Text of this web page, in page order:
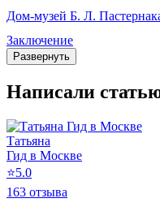
Дом‑музей Б. Л.
Заключение
Развернуть
Написали
Татьяна
Гид в Москве
⭐5.0
163 отзыва